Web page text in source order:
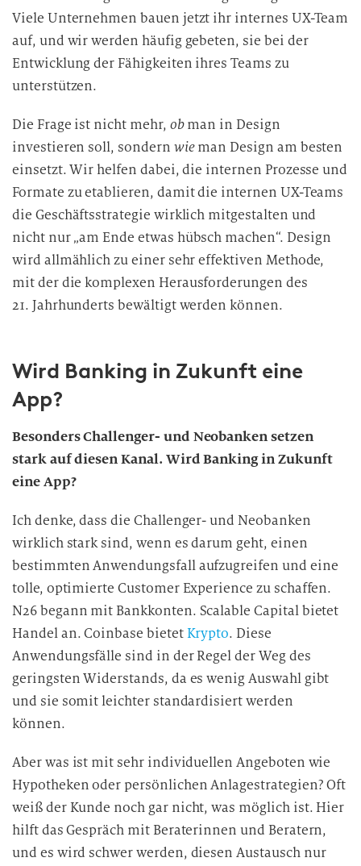
Viele Unternehmen bauen jetzt ihr internes UX-Team
auf, und wir werden häufig gebeten, sie bei der
Entwicklung der Fähigkeiten ihres Teams zu
unterstützen.
Die Frage ist nicht mehr, obman in Design
investieren soll, sondern wieman Design am besten
einsetzt. Wir helfen dabei, die internen Prozesse und
Formate zu etablieren, damit die internen UX-Teams
die Geschäftsstrategie wirklich mitgestalten und
nicht nur „am Ende etwas hübsch machen“. Design
wird allmählich zu einer sehr effektiven Methode,
mit der die komplexen Herausforderungen des
21. Jahrhunderts bewältigt werden können.
Wird Banking in Zukunft eine
App?
Besonders Challenger- und Neobanken setzen
stark auf diesen Kanal. Wird Banking in Zukunft
eine App?
Ich denke, dass die Challenger- und Neobanken
wirklich stark sind, wenn es darum geht, einen
bestimmten Anwendungsfall aufzugreifen und eine
tolle, optimierte Customer Experience zu schaffen.
N26 begann mit Bankkonten. Scalable Capital bietet
Handel an. Coinbase bietetKrypto. Diese
Anwendungsfälle sind in der Regel der Weg des
geringsten Widerstands, da es wenig Auswahl gibt
und sie somit leichter standardisiert werden
können.
Aber was ist mit sehr individuellen Angeboten wie
Hypotheken oder persönlichen Anlagestrategien? Oft
weiß der Kunde noch gar nicht, was möglich ist. Hier
hilft das Gespräch mit Beraterinnen und Beratern,
und es wird schwer werden, diesen Austausch nur